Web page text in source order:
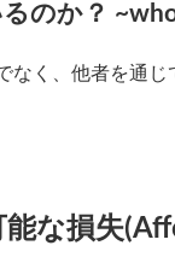
のか？
なく、他者を通
な損失